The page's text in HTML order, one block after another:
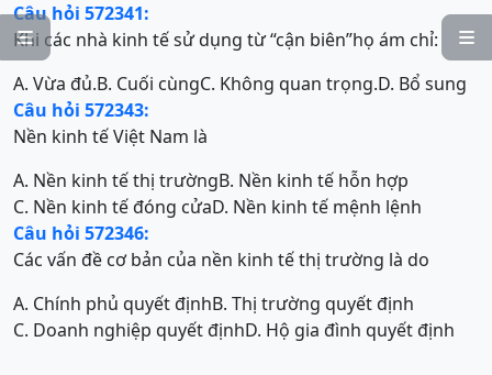


Câu hỏi 572341:
Khi các nhà kinh tế sử dụng từ “cận biên”họ ám chỉ:
A. Vừa đủ.B. Cuối cùngC. Không quan trọng.D. Bổ sung
Câu hỏi 572343:
Nền kinh tế Việt Nam là
A. Nền kinh tế thị trườngB. Nền kinh tế hỗn hợp
C. Nền kinh tế đóng cửaD. Nền kinh tế mệnh lệnh
Câu hỏi 572346:
Các vấn đề cơ bản của nền kinh tế thị trường là do
A. Chính phủ quyết địnhB. Thị trường quyết định
C. Doanh nghiệp quyết địnhD. Hộ gia đình quyết định